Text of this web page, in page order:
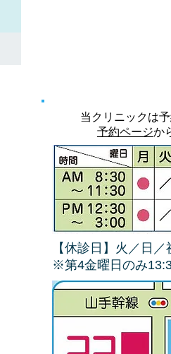
当クリニックは予
予約ページか
【休診日】火／日
​※第4金曜日のみ